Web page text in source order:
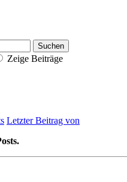
Zeige Beiträge
Letzter Beitrag von